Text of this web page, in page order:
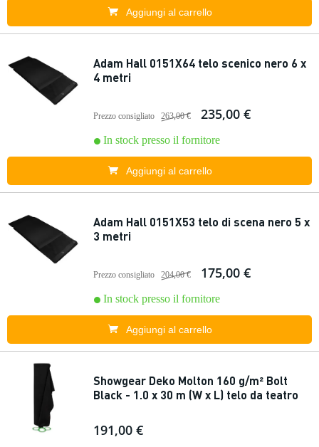
Aggiungi al carrello
Adam Hall 0151X64 telo scenico nero 6 x
4 metri
Prezzo consigliato 263,00 € 235,00 €
In stock presso il fornitore
Aggiungi al carrello
Adam Hall 0151X53 telo di scena nero 5 x
3 metri
Prezzo consigliato 204,00 € 175,00 €
In stock presso il fornitore
Aggiungi al carrello
Showgear Deko Molton 160 g/m² Bolt
Black - 1.0 x 30 m (W x L) telo da teatro
191,00 €